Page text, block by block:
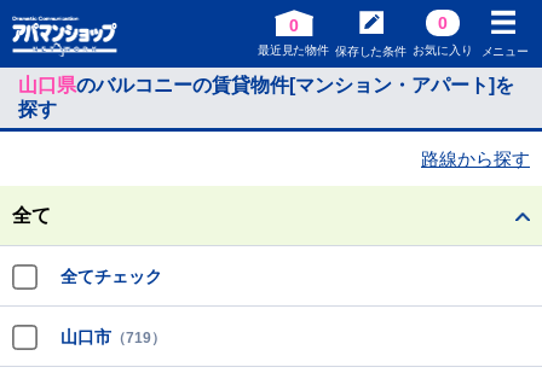
0
最近見た物件 保存した条件
0
お気に入り メニュー
山口県のバルコニーの賃貸物件[マンション・アパート]を
探す
路線から探す
全て
全てチェック
山口市 （719）